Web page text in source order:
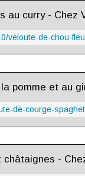
au curry - Chez
veloute-de-chou-
-